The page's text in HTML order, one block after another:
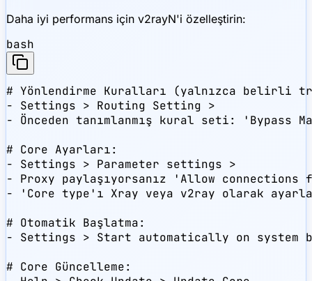
Daha iyi performans için v2rayN'i özelleştirin:
bash
# Yönlendirme Kuralları (yalnızca belirli
- Settings > Routing Setting >
- Önceden tanımlanmış kural seti: 'Bypass
# Core Ayarları:
- Settings > Parameter settings >
- Proxy paylaşıyorsanız 'Allow
- 'Core type'ı Xray veya v2ray olarak
# Otomatik Başlatma:
- Settings > Start automatically on system
# Core Güncelleme: